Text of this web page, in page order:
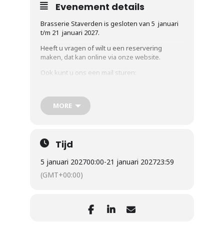
Evenement details
Brasserie Staverden is gesloten van 5 januari
t/m 21 januari 2027.
Heeft u vragen of wilt u een reservering
maken, dat kan online via onze website.
Ook kunt u ons een mail sturen:
Vanaf vrijdag 22 januari 2027 zijn wij weer
geopend.
Woensdag t/m donderdag van 10:30 tot 18:00
Vrijdag t/m zondag van 11:00 tot 20:00
(Elke maandag is de brasserie gesloten (m.u.v.
feestdagen)
MORE
Tijd
5 januari 202700:00-21 januari 202723:59
(GMT+00:00)